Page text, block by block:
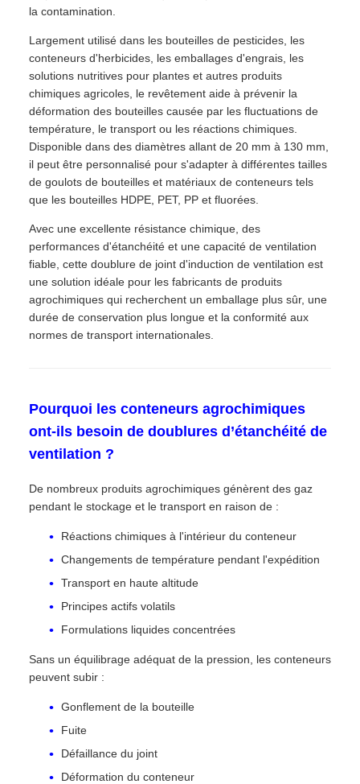
la contamination.
Largement utilisé dans les bouteilles de pesticides, les
conteneurs d'herbicides, les emballages d'engrais, les
solutions nutritives pour plantes et autres produits
chimiques agricoles, le revêtement aide à prévenir la
déformation des bouteilles causée par les fluctuations de
température, le transport ou les réactions chimiques.
Disponible dans des diamètres allant de 20 mm à 130 mm,
il peut être personnalisé pour s'adapter à différentes tailles
de goulots de bouteilles et matériaux de conteneurs tels
que les bouteilles HDPE, PET, PP et fluorées.
Avec une excellente résistance chimique, des
performances d'étanchéité et une capacité de ventilation
fiable, cette doublure de joint d'induction de ventilation est
une solution idéale pour les fabricants de produits
agrochimiques qui recherchent un emballage plus sûr, une
durée de conservation plus longue et la conformité aux
normes de transport internationales.
Pourquoi les conteneurs agrochimiques
ont-ils besoin de doublures d’étanchéité de
ventilation ?
De nombreux produits agrochimiques génèrent des gaz
pendant le stockage et le transport en raison de :
Réactions chimiques à l'intérieur du conteneur
Changements de température pendant l'expédition
Transport en haute altitude
Principes actifs volatils
Formulations liquides concentrées
Sans un équilibrage adéquat de la pression, les conteneurs
peuvent subir :
Gonflement de la bouteille
Fuite
Défaillance du joint
Déformation du conteneur